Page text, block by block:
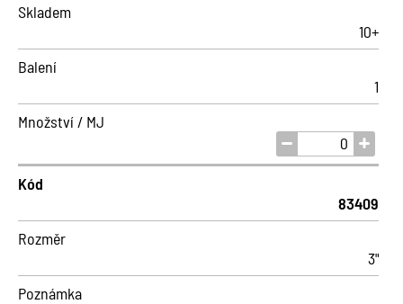
Skladem
10+
Balení
1
Množství / MJ
Kód
83409
Rozměr
3"
Poznámka